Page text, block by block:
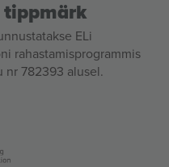
tippmärk
ELi
rahastamisprogrammis
782393 alusel.